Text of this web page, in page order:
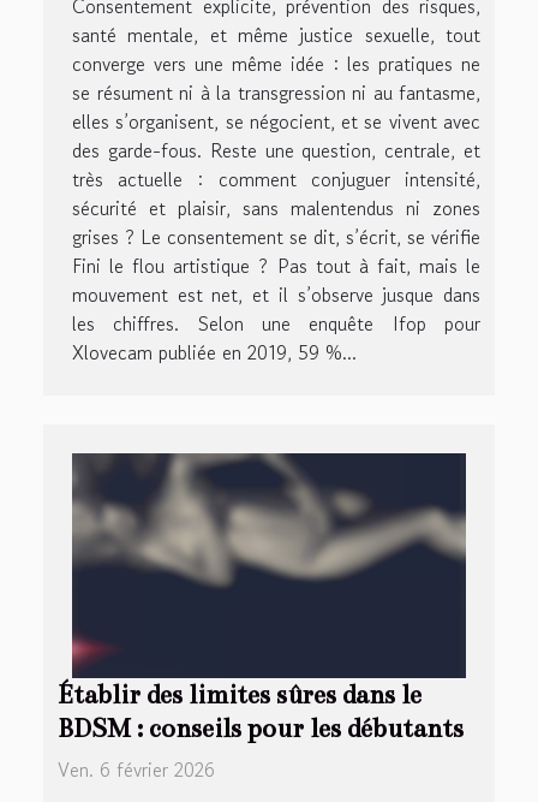
santé mentale, et même justice sexuelle, tout
converge vers une même idée : les pratiques ne
se résument ni à la transgression ni au fantasme,
elles s’organisent, se négocient, et se vivent avec
des garde-fous. Reste une question, centrale, et
très actuelle : comment conjuguer intensité,
sécurité et plaisir, sans malentendus ni zones
grises ? Le consentement se dit, s’écrit, se vérifie
Fini le flou artistique ? Pas tout à fait, mais le
mouvement est net, et il s’observe jusque dans
les chiffres. Selon une enquête Ifop pour
Xlovecam publiée en 2019, 59 %...
Établir des limites sûres dans le
BDSM : conseils pour les débutants
Ven. 6 février 2026